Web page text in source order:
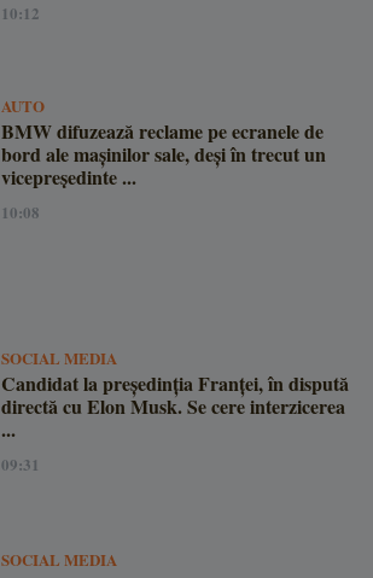
10:12
AUTO
BMW difuzează reclame pe ecranele de
bord ale mașinilor sale, deși în trecut un
vicepreședinte ...
10:08
SOCIAL MEDIA
Candidat la președinția Franței, în dispută
directă cu Elon Musk. Se cere interzicerea
...
09:31
SOCIAL MEDIA